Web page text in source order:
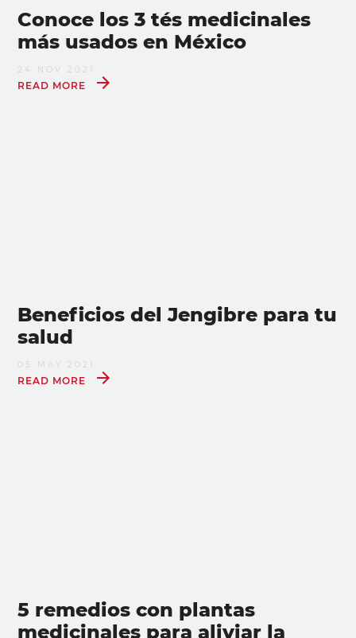
Conoce los 3 tés medicinales
más usados en México
24 NOV 2021
READ MORE
Beneficios del Jengibre para tu
salud
05 MAY 2021
READ MORE
5 remedios con plantas
medicinales para aliviar la